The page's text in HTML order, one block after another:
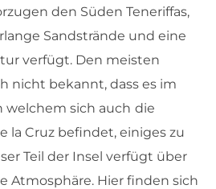
den Süden Teneriffas,
Sandstrände und eine
verfügt. Den meisten
nicht bekannt, dass es im
welchem sich auch die
la Cruz befindet, einiges zu
Teil der Insel verfügt über
Atmosphäre. Hier finden sich